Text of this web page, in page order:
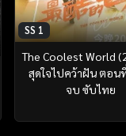
SS 1
The Coolest World
สุดใจไปคว้าฝัน ตอน
จบ ซับไทย